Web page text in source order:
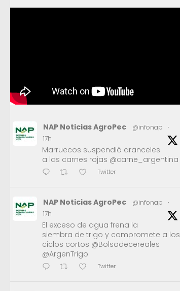
NAP Noticias AgroPec @infonap
·
17h
Marruecos suspendió aranceles
a las carnes rojas @carne_argentina
Twitter
NAP Noticias AgroPec @infonap
·
17h
El exceso de agua frena la
siembra de trigo y compromete a los
ciclos cortos @Bolsadecereales
@ArgenTrigo
Twitter